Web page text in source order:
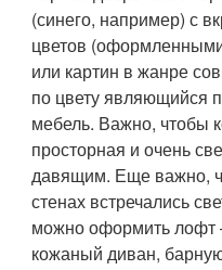
(синего, например) с
цветов
или картин в жанре
по цвету являющийся
мебель. Важно, чтобы
просторная и очень
давящим. Еще важно,
стенах встречались
можно оформить лофт
кожаный диван,